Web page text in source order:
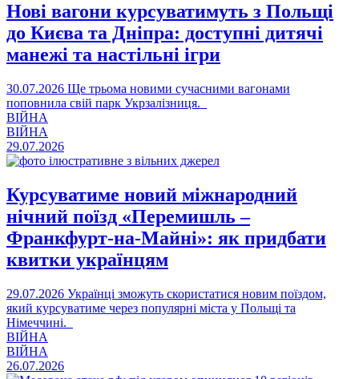
Нові вагони курсуватимуть з Польщі
до Києва та Дніпра: доступні дитячі
манежі та настільні ігри
30.07.2026 Ще трьома новими сучасними вагонами
поповнила свій парк Укрзалізниця.
ВІЙНА
ВІЙНА
29.07.2026
Курсуватиме новий міжнародний
нічний поїзд «Перемишль –
Франкфурт-на-Майні»: як придбати
квитки українцям
29.07.2026 Українці зможуть скористатися новим поїздом,
який курсуватиме через популярні міста у Польщі та
Німеччині.
ВІЙНА
ВІЙНА
26.07.2026